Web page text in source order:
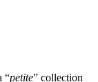
“petite” collection